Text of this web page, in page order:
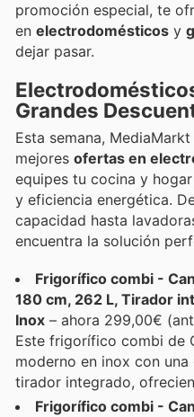
promoción especial, te
en electrodomésticos y
dejar pasar.
Grandes
Esta semana,
mejores ofertas en
equipes tu cocina y
y eficiencia energética.
capacidad hasta
encuentra la solución
Frigorífico combi -
180 cm, 262 L, Tirador
Inox – ahora 299,00€
Este frigorífico combi de
moderno en inox con
tirador integrado,
Frigorífico combi -